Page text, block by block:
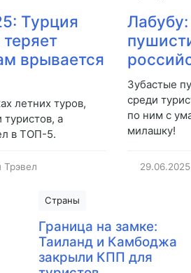
Турция
врывается
летних туров,
туристов, а
в ТОП-5.
Лабубу:
Зубастые
среди
по ним с
милашку!
29.06.2025
Страны
Граница на замке:
Таиланд и Камбоджа
закрыли КПП для